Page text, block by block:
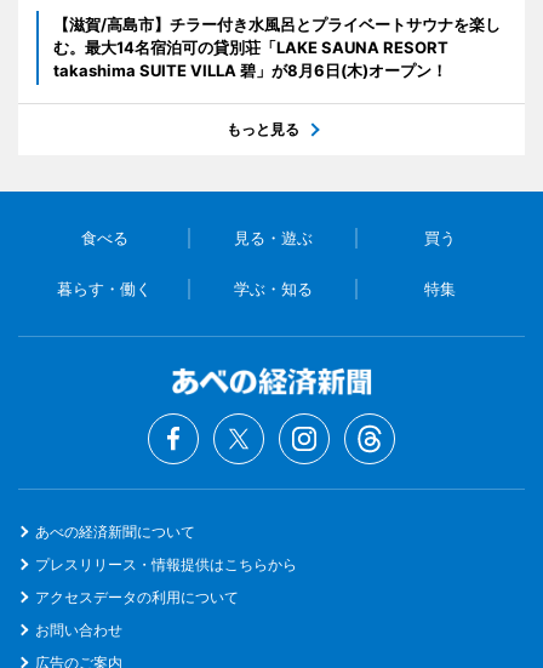
【滋賀/高島市】チラー付き水風呂とプライベートサウナを楽し
む。最大14名宿泊可の貸別荘「LAKE SAUNA RESORT
takashima SUITE VILLA 碧」が8月6日(木)オープン！
もっと見る
食べる 見る・遊ぶ 買う
暮らす・働く 学ぶ・知る 特集
あべの経済新聞について
プレスリリース・情報提供はこちらから
アクセスデータの利用について
お問い合わせ
広告のご案内